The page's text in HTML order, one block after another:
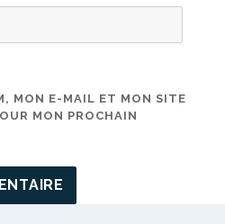
MON E-MAIL ET MON SITE
MON PROCHAIN